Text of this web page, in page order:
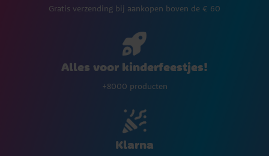
Gratis verzending bij aankopen boven de € 60
Alles voor kinderfeestjes!
+8000 producten
Klarna